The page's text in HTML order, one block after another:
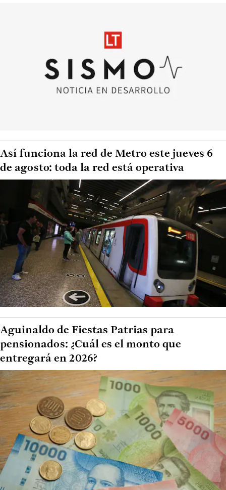
Así funciona la red de Metro este jueves 6
de agosto: toda la red está operativa
Aguinaldo de Fiestas Patrias para
pensionados: ¿Cuál es el monto que
entregará en 2026?